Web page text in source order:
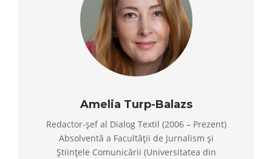
Amelia Turp-Balazs
Redactor-șef al Dialog Textil (2006 – Prezent)
Absolventă a Facultății de Jurnalism și
Științele Comunicării (Universitatea din